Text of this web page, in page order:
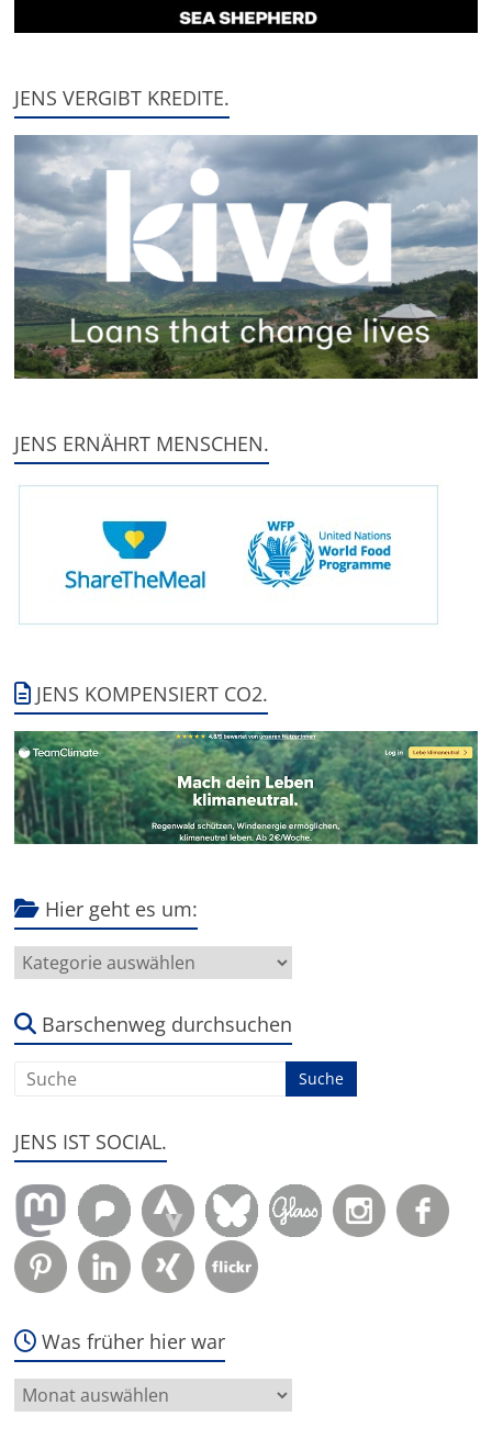
JENS VERGIBT KREDITE.
JENS ERNÄHRT MENSCHEN.
JENS KOMPENSIERT CO2.
Hier geht es um:
Hier
geht
um:Barschenweg durchsuchen
JENS IST SOCIAL.
Was früher hier war
Was
früher